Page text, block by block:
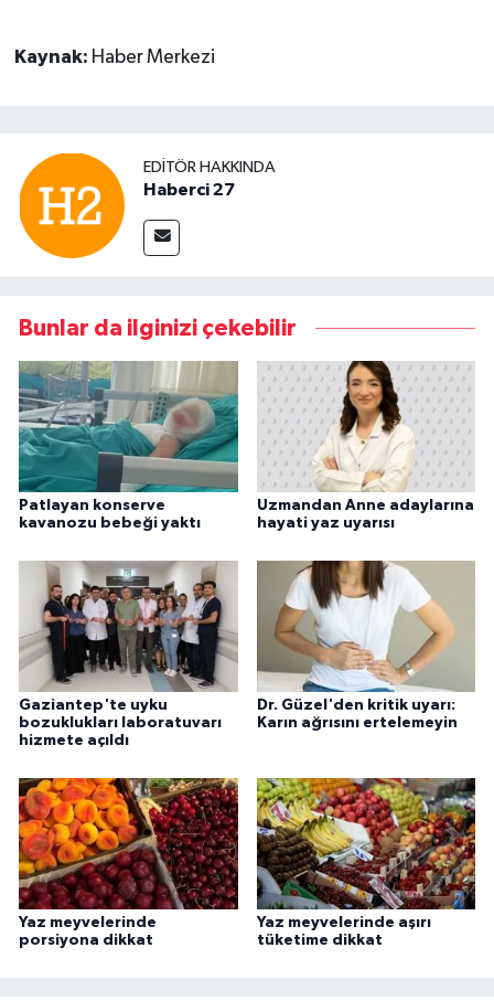
Kaynak: Haber Merkezi
EDITÖR HAKKINDA
Haberci 27
Bunlar da ilginizi çekebilir
Patlayan konserve
kavanozu bebeği yaktı
Uzmandan Anne adaylarına
hayati yaz uyarısı
Gaziantep'te uyku
bozuklukları laboratuvarı
hizmete açıldı
Dr. Güzel'den kritik uyarı:
Karın ağrısını ertelemeyin
Yaz meyvelerinde
porsiyona dikkat
Yaz meyvelerinde aşırı
tüketime dikkat